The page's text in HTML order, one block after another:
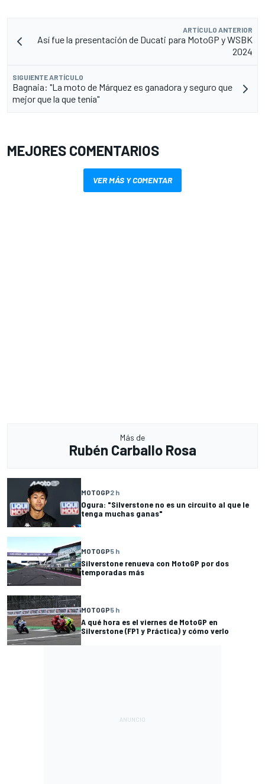
ARTÍCULO ANTERIOR
Así fue la presentación de Ducati para MotoGP y WSBK
2024
SIGUIENTE ARTÍCULO
Bagnaia: "La moto de Márquez es ganadora y seguro que
mejor que la que tenía"
MEJORES COMENTARIOS
VER MÁS Y COMENTAR
Más de
Rubén Carballo Rosa
MOTOGP2 h
Ogura: "Silverstone no es un circuito al que le
tenga muchas ganas"
MOTOGP5 h
Silverstone renueva con MotoGP por dos
temporadas más
MOTOGP5 h
A qué hora es el viernes de MotoGP en
Silverstone (FP1 y Práctica) y cómo verlo